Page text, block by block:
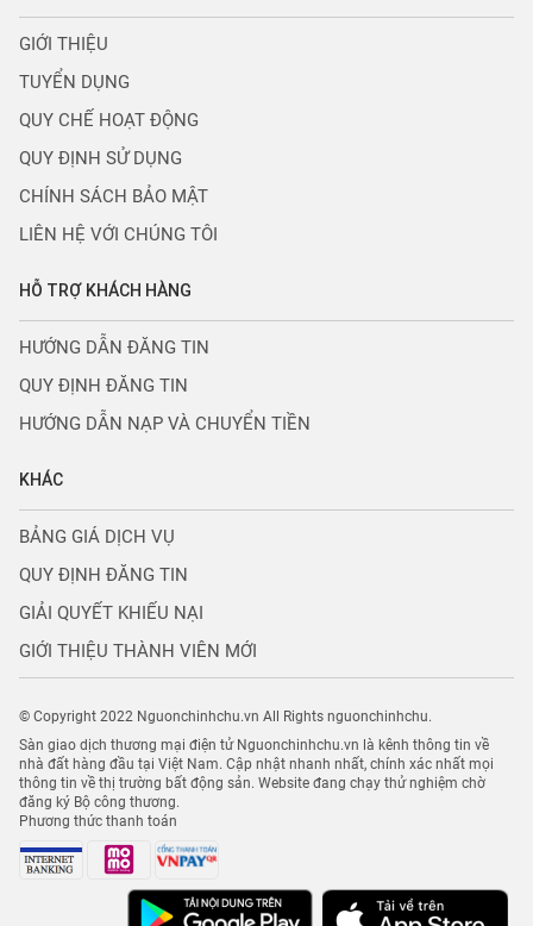
GIỚI THIỆU
TUYỂN DỤNG
QUY CHẾ HOẠT ĐỘNG
QUY ĐỊNH SỬ DỤNG
CHÍNH SÁCH BẢO MẬT
LIÊN HỆ VỚI CHÚNG TÔI
HỖ TRỢ KHÁCH HÀNG
HƯỚNG DẪN ĐĂNG TIN
QUY ĐỊNH ĐĂNG TIN
HƯỚNG DẪN NẠP VÀ CHUYỂN TIỀN
KHÁC
BẢNG GIÁ DỊCH VỤ
QUY ĐỊNH ĐĂNG TIN
GIẢI QUYẾT KHIẾU NẠI
GIỚI THIỆU THÀNH VIÊN MỚI
© Copyright 2022 Nguonchinhchu.vn All Rights nguonchinhchu.
Sàn giao dịch thương mại điện tử Nguonchinhchu.vn là kênh thông tin về
nhà đất hàng đầu tại Việt Nam. Cập nhật nhanh nhất, chính xác nhất mọi
thông tin về thị trường bất động sản. Website đang chạy thử nghiệm chờ
đăng ký Bộ công thương.
Phương thức thanh toán